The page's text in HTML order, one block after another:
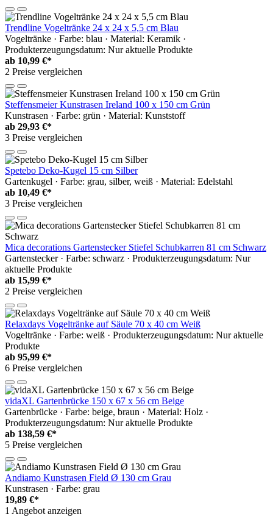
Trendline Vogeltränke 24 x 24 x 5,5 cm Blau
Vogeltränke · Farbe: blau · Material: Keramik ·
Produkterzeugungsdatum: Nur aktuelle Produkte
ab 10,99 €*
2 Preise vergleichen
Steffensmeier Kunstrasen Ireland 100 x 150 cm Grün
Kunstrasen · Farbe: grün · Material: Kunststoff
ab 29,93 €*
3 Preise vergleichen
Spetebo Deko-Kugel 15 cm Silber
Gartenkugel · Farbe: grau, silber, weiß · Material: Edelstahl
ab 10,49 €*
3 Preise vergleichen
Mica decorations Gartenstecker Stiefel Schubkarren 81 cm Schwarz
Gartenstecker · Farbe: schwarz · Produkterzeugungsdatum: Nur
aktuelle Produkte
ab 15,99 €*
2 Preise vergleichen
Relaxdays Vogeltränke auf Säule 70 x 40 cm Weiß
Vogeltränke · Farbe: weiß · Produkterzeugungsdatum: Nur aktuelle
Produkte
ab 95,99 €*
6 Preise vergleichen
vidaXL Gartenbrücke 150 x 67 x 56 cm Beige
Gartenbrücke · Farbe: beige, braun · Material: Holz ·
Produkterzeugungsdatum: Nur aktuelle Produkte
ab 138,59 €*
5 Preise vergleichen
Andiamo Kunstrasen Field Ø 130 cm Grau
Kunstrasen · Farbe: grau
19,89 €*
1 Angebot anzeigen